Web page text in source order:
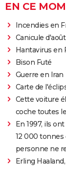
EN CE
Incendies en
Canicule d'août
Hantavirus en
Bison Futé
Guerre en Iran
Carte de
Cette voiture
coche toutes
En 1997, ils
12 000 tonnes
personne ne
Erling